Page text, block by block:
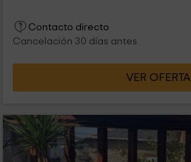
Contacto directo
Cancelación 30 días antes
VER OFERTA